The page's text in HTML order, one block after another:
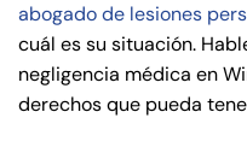
C
ne
abogado de lesiones
cuál es su situación.
negligencia médica en
derechos que pueda